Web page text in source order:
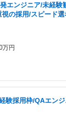
エンジニア/未経験
の採用/スピード選
万円
験採用枠/QAエン